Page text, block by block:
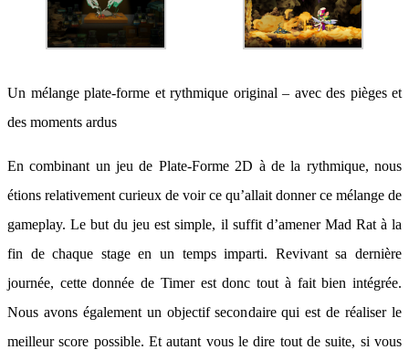
Un mélange plate-forme et rythmique original – avec des pièges et
des moments ardus
En combinant un jeu de Plate-Forme 2D à de la rythmique, nous
étions relativement curieux de voir ce qu’allait donner ce mélange de
gameplay. Le but du jeu est simple, il suffit d’amener Mad Rat à la
fin de chaque stage en un temps imparti. Revivant sa dernière
journée, cette donnée de Timer est donc tout à fait bien intégrée.
Nous avons également un objectif secondaire qui est de réaliser le
meilleur score possible. Et autant vous le dire tout de suite, si vous